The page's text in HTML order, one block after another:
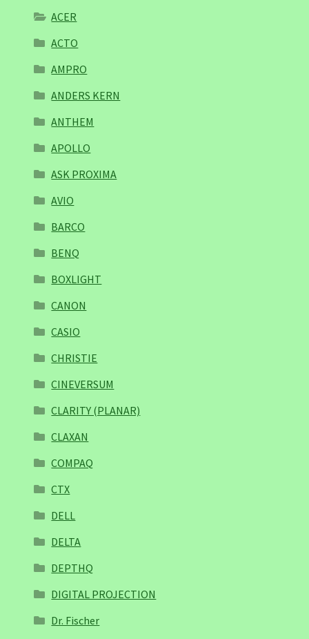
ACER
ACTO
AMPRO
ANDERS KERN
ANTHEM
APOLLO
ASK PROXIMA
AVIO
BARCO
BENQ
BOXLIGHT
CANON
CASIO
CHRISTIE
CINEVERSUM
CLARITY (PLANAR)
CLAXAN
COMPAQ
CTX
DELL
DELTA
DEPTHQ
DIGITAL PROJECTION
Dr. Fischer